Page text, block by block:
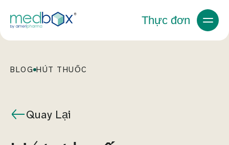
Thực đơn
BLOG HÚT THUỐC
Quay Lại